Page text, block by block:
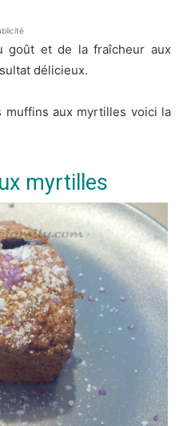
goût et de la fraîcheur aux
délicieux.
muffins aux myrtilles voici la
myrtilles